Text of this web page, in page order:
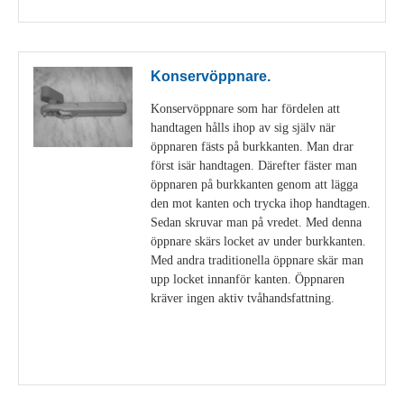
Konservöppnare.
Konservöppnare som har fördelen att
handtagen hålls ihop av sig själv när
öppnaren fästs på burkkanten. Man drar
först isär handtagen. Därefter fäster man
öppnaren på burkkanten genom att lägga
den mot kanten och trycka ihop handtagen.
Sedan skruvar man på vredet. Med denna
öppnare skärs locket av under burkkanten.
Med andra traditionella öppnare skär man
upp locket innanför kanten. Öppnaren
kräver ingen aktiv tvåhandsfattning.